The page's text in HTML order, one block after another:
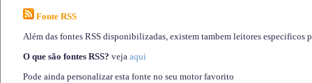
Fonte RSS
Além das fontes RSS disponibilizadas, existem tambem leitores especificos
O que são fontes RSS? veja aqui
Pode ainda personalizar esta fonte no seu motor favorito